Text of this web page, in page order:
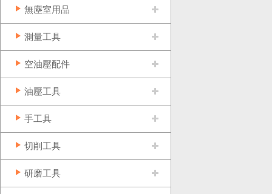
無塵室用品
測量工具
空油壓配件
油壓工具
手工具
切削工具
研磨工具